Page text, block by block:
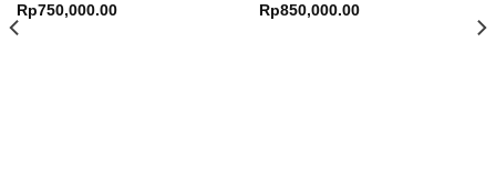
Rp750,000.00
Rp850,000.00